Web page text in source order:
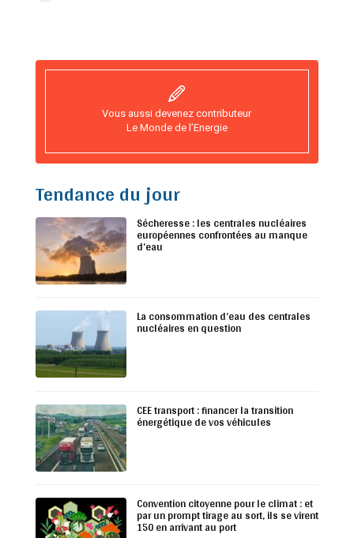
Vous aussi devenez contributeur
Le Monde de l’Energie
Tendance du jour
Sécheresse : les centrales nucléaires
européennes confrontées au manque
d’eau
La consommation d’eau des centrales
nucléaires en question
CEE transport : financer la transition
énergétique de vos véhicules
Convention citoyenne pour le climat : et
par un prompt tirage au sort, ils se virent
150 en arrivant au port